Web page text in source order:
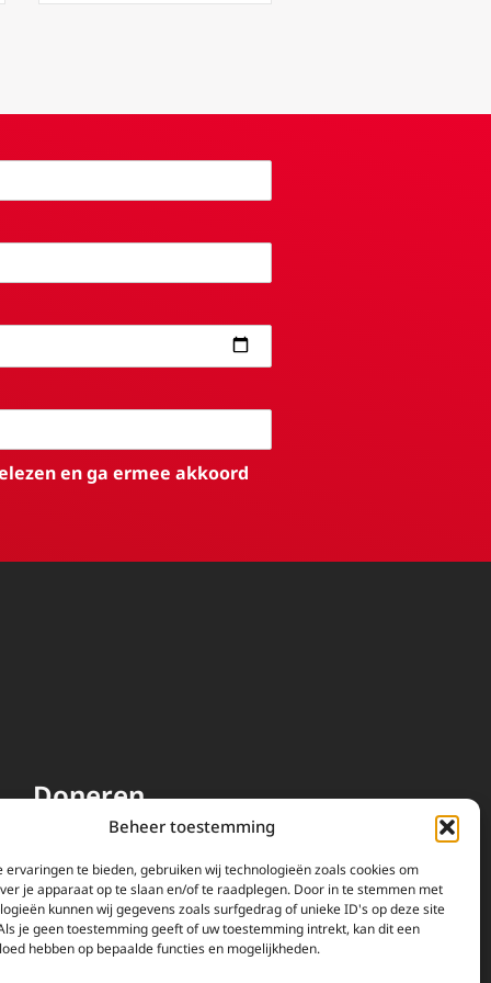
Beheer toestemming
ervaringen te bieden, gebruiken wij technologieën zoals cookies om
je apparaat op te slaan en/of te raadplegen. Door in te stemmen met
kunnen wij gegevens zoals surfgedrag of unieke ID's op deze site
je geen toestemming geeft of uw toestemming intrekt, kan dit een
hebben op bepaalde functies en mogelijkheden.
en ga ermee akkoord
Doneren
EWTN wordt uitsluitend
gefinancierd door uw donaties.
Wij ontvangen bewust geen
advertentie-inkomsten of
kerkelijke financiele